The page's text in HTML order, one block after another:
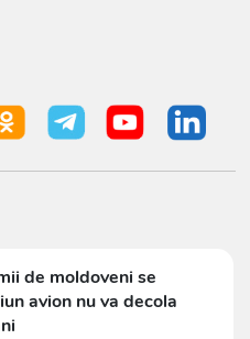
de moldoveni se
avion nu va decola